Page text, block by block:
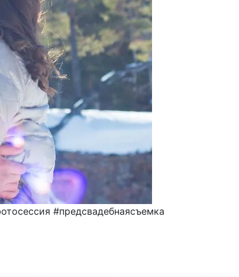
#предсвадебнаясъемка